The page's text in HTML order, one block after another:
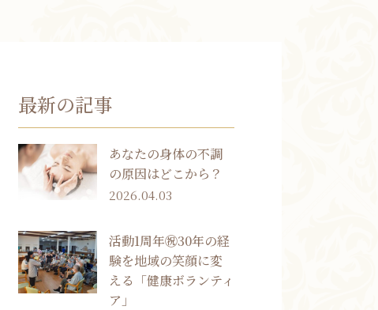
最新の記事
あなたの身体の不調
の原因はどこから？
2026.04.03
活動1周年㊗30年の経
験を地域の笑顔に変
える「健康ボランティ
ア」